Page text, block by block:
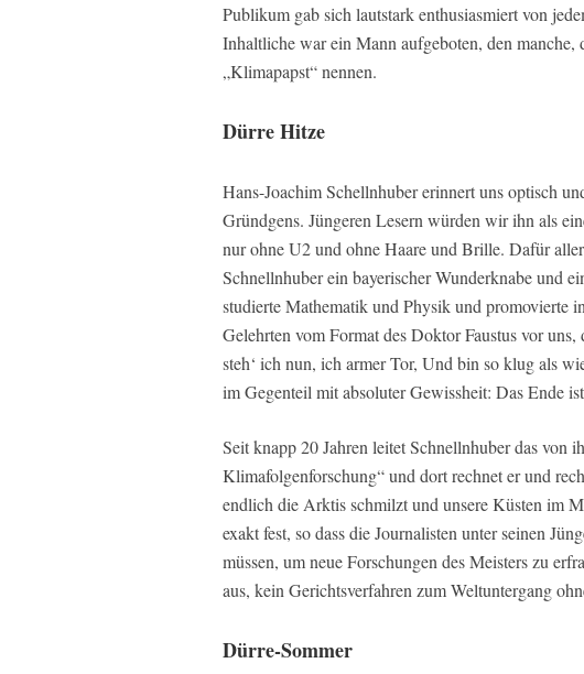
Publikum gab sich lautstark enthusiasmiert von
Inhaltliche war ein Mann aufgeboten, den manche,
„Klimapapst“ nennen.
Dürre Hitze
Hans-Joachim Schellnhuber erinnert uns optisch
Gründgens. Jüngeren Lesern würden wir ihn als
nur ohne U2 und ohne Haare und Brille. Dafür
Schnellnhuber ein bayerischer Wunderknabe und
studierte Mathematik und Physik und promovierte
Gelehrten vom Format des Doktor Faustus vor
steh‘ ich nun, ich armer Tor, Und bin so klug als
im Gegenteil mit absoluter Gewissheit: Das Ende
Seit knapp 20 Jahren leitet Schnellnhuber das von
Klimafolgenforschung“ und dort rechnet er und
endlich die Arktis schmilzt und unsere Küsten im
exakt fest, so dass die Journalisten unter seinen
müssen, um neue Forschungen des Meisters zu
aus, kein Gerichtsverfahren zum Weltuntergang
Dürre-Sommer